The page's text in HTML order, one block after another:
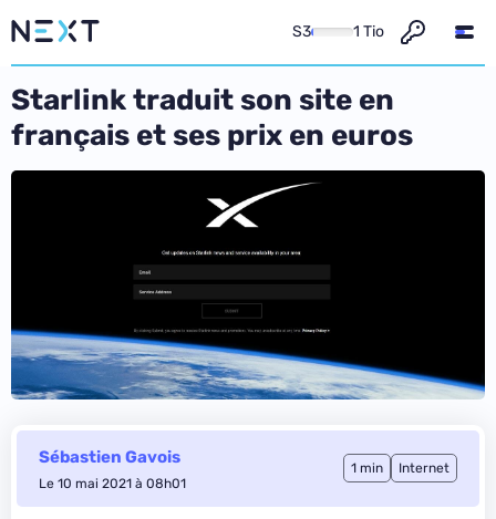
S3 1 Tio
Starlink traduit son site en
français et ses prix en euros
Sébastien Gavois
Le 10 mai 2021 à 08h01
1 min Internet